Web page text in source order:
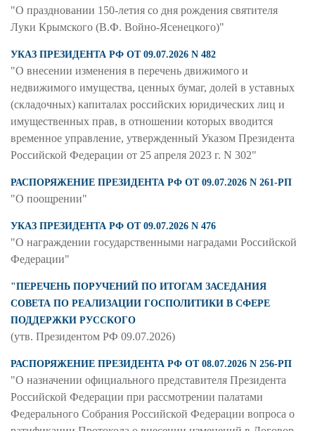
"О праздновании 150-летия со дня рождения святителя
Луки Крымского (В.Ф. Войно-Ясенецкого)"
УКАЗ ПРЕЗИДЕНТА РФ ОТ 09.07.2026 N 482
"О внесении изменения в перечень движимого и
недвижимого имущества, ценных бумаг, долей в уставных
(складочных) капиталах российских юридических лиц и
имущественных прав, в отношении которых вводится
временное управление, утвержденный Указом Президента
Российской Федерации от 25 апреля 2023 г. N 302"
РАСПОРЯЖЕНИЕ ПРЕЗИДЕНТА РФ ОТ 09.07.2026 N 261-РП
"О поощрении"
УКАЗ ПРЕЗИДЕНТА РФ ОТ 09.07.2026 N 476
"О награждении государственными наградами Российской
Федерации"
"ПЕРЕЧЕНЬ ПОРУЧЕНИЙ ПО ИТОГАМ ЗАСЕДАНИЯ
СОВЕТА ПО РЕАЛИЗАЦИИ ГОСПОЛИТИКИ В СФЕРЕ
ПОДДЕРЖКИ РУССКОГО
(утв. Президентом РФ 09.07.2026)
РАСПОРЯЖЕНИЕ ПРЕЗИДЕНТА РФ ОТ 08.07.2026 N 256-РП
"О назначении официального представителя Президента
Российской Федерации при рассмотрении палатами
Федерального Собрания Российской Федерации вопроса о